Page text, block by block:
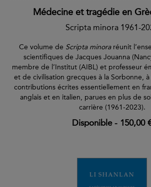
Médecine et tragédie en
Scripta minora 1961-
Ce volume de Scripta minoraréunit
scientifiques de Jacques Jouanna
membre de l’Institut (AIBL) et professeur
et de civilisation grecques à la Sorbonne,
contributions écrites essentiellement en
anglais et en italien, parues en plus de
carrière (1961-2023).
Disponible- 150,00